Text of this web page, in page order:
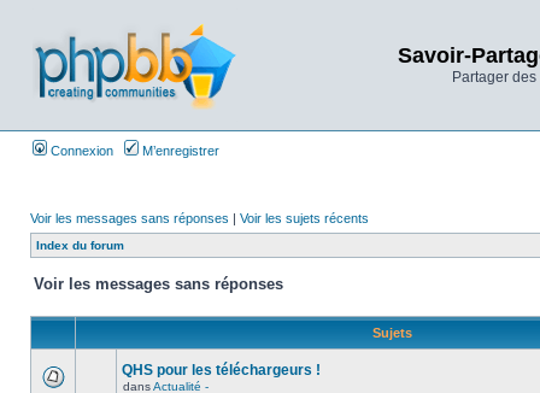
Savoir-
Partager
Connexion M’enregistrer
Voir les messages sans réponses | Voir les sujets récents
Index du forum
Voir les messages sans réponses
Sujets
QHS pour les téléchargeurs !
dansActualité -